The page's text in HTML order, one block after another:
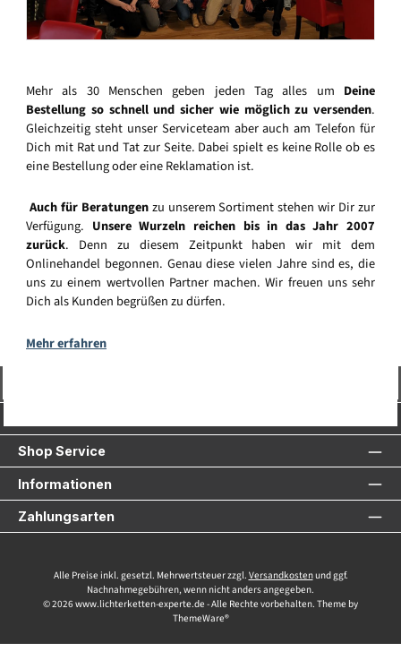
Mehr als 30 Menschen geben jeden Tag alles um Deine
Bestellung so schnell und sicher wie möglich zu versenden.
Gleichzeitig steht unser Serviceteam aber auch am Telefon für
Dich mit Rat und Tat zur Seite. Dabei spielt es keine Rolle ob es
eine Bestellung oder eine Reklamation ist.
Auch für Beratungenzu unserem Sortiment stehen wir Dir zur
Verfügung. Unsere Wurzeln reichen bis in das Jahr 2007
zurück. Denn zu diesem Zeitpunkt haben wir mit dem
Onlinehandel begonnen. Genau diese vielen Jahre sind es, die
uns zu einem wertvollen Partner machen. Wir freuen uns sehr
Dich als Kunden begrüßen zu dürfen.
Mehr erfahren
Shop Service
Informationen
Zahlungsarten
Alle Preise inkl. gesetzl. Mehrwertsteuer zzgl. Versandkostenund ggf.
Nachnahmegebühren, wenn nicht anders angegeben.
© 2026 www.lichterketten-experte.de - Alle Rechte vorbehalten. Theme by
ThemeWare®